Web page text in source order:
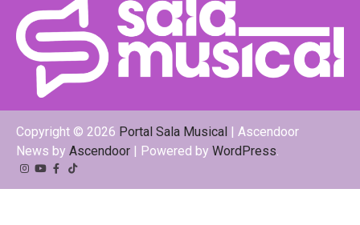
Copyright © 2026 Portal Sala Musical
| Ascendoor
News by Ascendoor | Powered by WordPress.
Instagram
YouTube
Facebook
Tiktok